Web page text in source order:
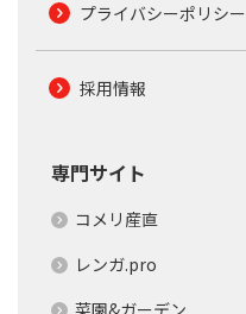
プライバシーポリシー
採用情報
専門サイト
コメリ産直
レンガ.pro
菜園&ガーデン